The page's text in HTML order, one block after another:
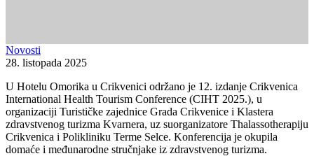
Novosti
28. listopada 2025
U Hotelu Omorika u Crikvenici održano je 12. izdanje Crikvenica
International Health Tourism Conference (CIHT 2025.), u
organizaciji Turističke zajednice Grada Crikvenice i Klastera
zdravstvenog turizma Kvarnera, uz suorganizatore Thalassotherapiju
Crikvenica i Polikliniku Terme Selce. Konferencija je okupila
domaće i međunarodne stručnjake iz zdravstvenog turizma.